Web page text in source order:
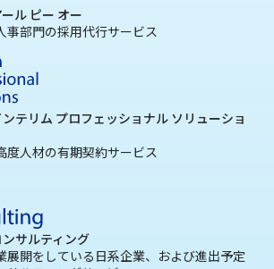
ル ピー オー
事部門の採用代行サービス
テリム プロフェッショナル ソリューショ
度人材の有期契約サービス
サルティング
展開をしている日系企業、および進出予定